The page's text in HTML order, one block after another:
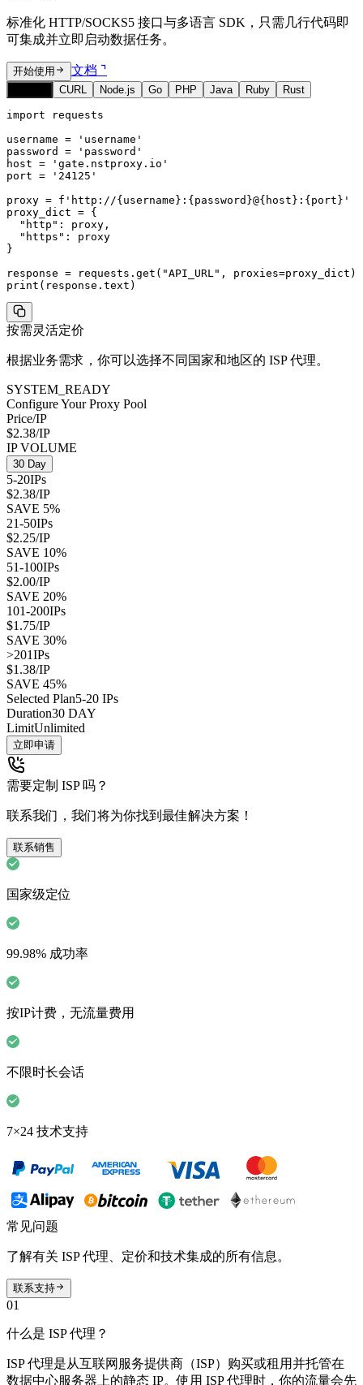
标准化 HTTP/SOCKS5 接口与多语言 SDK，只需几行代码即
可集成并立即启动数据任务。
开始使用 文档 ⌝
CURL Node.js Go PHP Java Ruby Rust
import requests
username = 'username'
password = 'password'
host = 'gate.nstproxy.io'
port = '24125'
proxy = f'http://{username}:{password}@{host}:{port}'
proxy_dict = {
  "http": proxy,
  "https": proxy
}
response = requests.get("API_URL", proxies=proxy_dict)
print(response.text)
按需灵活定价
根据业务需求，你可以选择不同国家和地区的 ISP 代理。
SYSTEM_READY
Configure Your Proxy Pool
Price/IP
$2.38/IP
IP VOLUME
30 Day
5-20IPs
$2.38/IP
SAVE 5%
21-50IPs
$2.25/IP
SAVE 10%
51-100IPs
$2.00/IP
SAVE 20%
101-200IPs
$1.75/IP
SAVE 30%
>201IPs
$1.38/IP
SAVE 45%
Selected Plan5-20 IPs
Duration30 DAY
LimitUnlimited
立即申请
需要定制 ISP 吗？
联系我们，我们将为你找到最佳解决方案！
联系销售
国家级定位
99.98% 成功率
按IP计费，无流量费用
不限时长会话
7×24 技术支持
常见问题
了解有关 ISP 代理、定价和技术集成的所有信息。
联系支持
01
什么是 ISP 代理？
ISP 代理是从互联网服务提供商（ISP）购买或租用并托管在
数据中心服务器上的静态 IP。使用 ISP 代理时，你的流量会先